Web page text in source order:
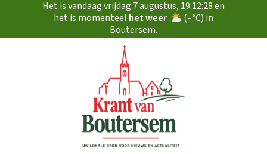
Het is vandaagvrijdag 7 augustus, 19:12:28en
het is momenteel het weer (–°C) in
Boutersem.